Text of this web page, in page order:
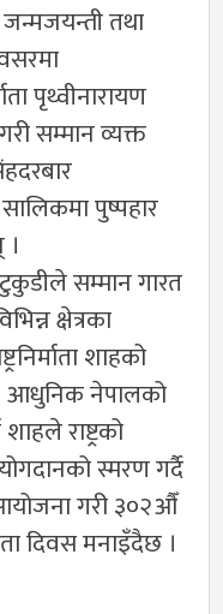
तथा
पृथ्वीनारायण
सम्मान व्यक्त
सालिकमा पुष्पहार
सम्मान गारत
क्षेत्रका
शाहको
आधुनिक नेपालको
राष्ट्रको
स्मरण गर्दै
गरी ३०२औँ
दिवस मनाइँदैछ ।